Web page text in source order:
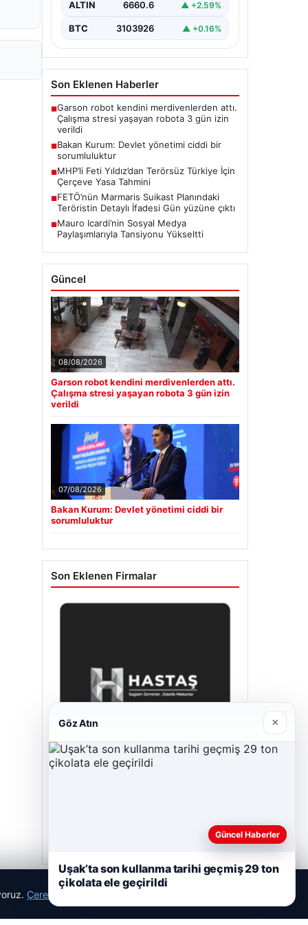
ALTIN 6660.6 ▲ +2.59%
BTC 3103926 ▲ +0.16%
Son Eklenen Haberler
■Garson robot kendini merdivenlerden attı.
Çalışma stresi yaşayan robota 3 gün izin
verildi
■Bakan Kurum: Devlet yönetimi ciddi bir
sorumluluktur
■MHP’li Feti Yıldız’dan Terörsüz Türkiye İçin
Çerçeve Yasa Tahmini
■FETÖ’nün Marmaris Suikast Planındaki
Teröristin Detaylı İfadesi Gün yüzüne çıktı
■Mauro Icardi’nin Sosyal Medya
Paylaşımlarıyla Tansiyonu Yükseltti
Güncel
08/08/2026
Garson robot kendini merdivenlerden attı.
Çalışma stresi yaşayan robota 3 gün izin
verildi
07/08/2026
Bakan Kurum: Devlet yönetimi ciddi bir
sorumluluktur
Son Eklenen Firmalar
Çerez Politikamız
Göz Atın ×
Güncel Haberler
Uşak’ta son kullanma tarihi geçmiş 29 ton
çikolata ele geçirildi